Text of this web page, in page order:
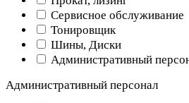
Сервисное обслуживание
Тонировщик
Шины, Диски
Административный
Административный персонал